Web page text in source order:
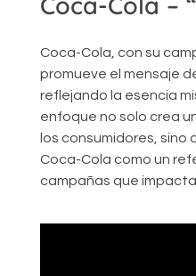
Coca-Cola, con su
promueve el mensaje
reflejando la esencia
enfoque no solo crea
los consumidores, sino
Coca-Cola como un
campañas que